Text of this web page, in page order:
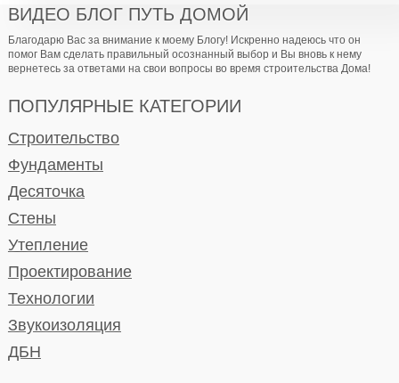
ВИДЕО БЛОГ ПУТЬ ДОМОЙ
Благодарю Вас за внимание к моему Блогу! Искренно надеюсь что он
помог Вам сделать правильный осознанный выбор и Вы вновь к нему
вернетесь за ответами на свои вопросы во время строительства Дома!
ПОПУЛЯРНЫЕ КАТЕГОРИИ
Строительство
Фундаменты
Десяточка
Стены
Утепление
Проектирование
Технологии
Звукоизоляция
ДБН